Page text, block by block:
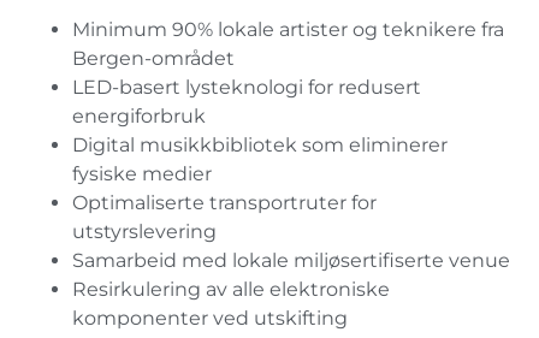
Minimum 90% lokale artister og teknikere fra
Bergen-området
LED-basert lysteknologi for redusert
energiforbruk
Digital musikkbibliotek som eliminerer
fysiske medier
Optimaliserte transportruter for
utstyrslevering
Samarbeid med lokale miljøsertifiserte venue
Resirkulering av alle elektroniske
komponenter ved utskifting